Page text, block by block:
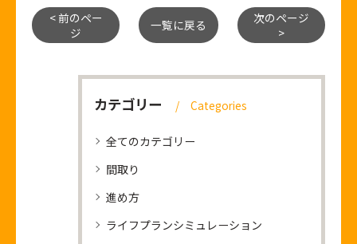
< 前のペー
ジ
一覧に戻る
次のページ
>
カテゴリー Categories
全てのカテゴリー
間取り
進め方
ライフプランシミュレーション